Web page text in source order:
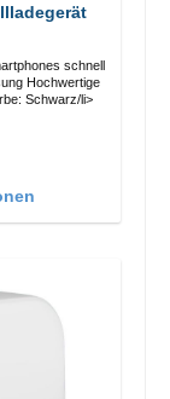
schnell
Farbe: Schwarz/li>